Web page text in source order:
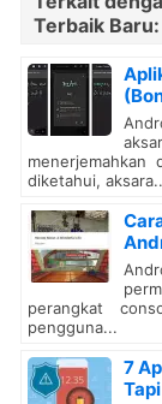
Terbaik Baru:
diketahui,
perangkat
pengguna...
7